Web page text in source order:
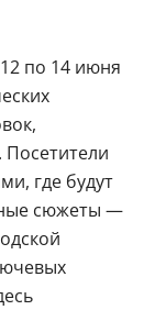
по 14 июня
Посетители
где будут
сюжеты —